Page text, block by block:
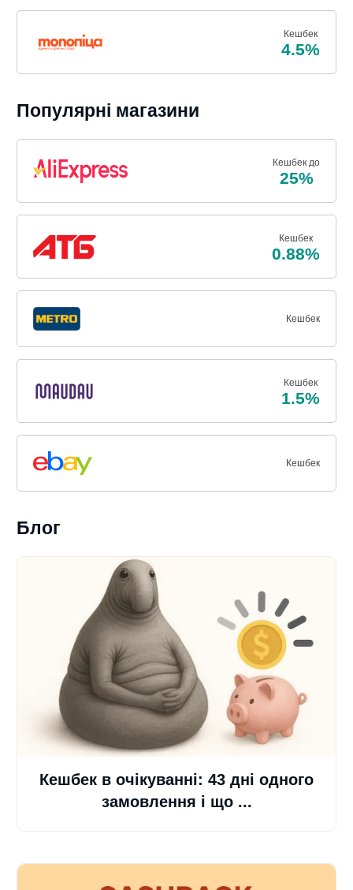
Кешбек
4.5%
Популярні магазини
Кешбек до
25%
Кешбек
0.88%
Кешбек
Кешбек
1.5%
Кешбек
Блог
Кешбек в очікуванні: 43 дні одного
замовлення і що ...